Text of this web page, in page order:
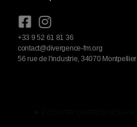
+33 9 52 61 81 36
contact@divergence-fm.org
56 rue de l'industrie, 34070 Montpellier